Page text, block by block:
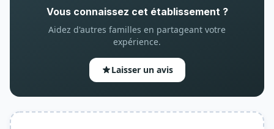
Vous connaissez cet établissement ?
Aidez d'autres familles en partageant votre
expérience.
Laisser un avis